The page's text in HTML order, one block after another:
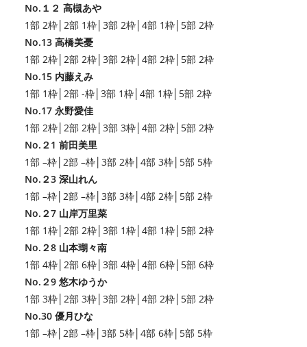
No.１２ 高槻あや
1部 2枠│2部 1枠│3部 2枠│4部 1枠│5部 2枠
No.13 高橋美憂
1部 2枠│2部 2枠│3部 2枠│4部 2枠│5部 2枠
No.15 内藤えみ
1部 1枠│2部 -枠│3部 1枠│4部 1枠│5部 2枠
No.17 永野愛佳
1部 2枠│2部 2枠│3部 3枠│4部 2枠│5部 2枠
No.２1 前田美里
1部 –枠│2部 –枠│3部 2枠│4部 3枠│5部 5枠
No.２3 深山れん
1部 –枠│2部 –枠│3部 3枠│4部 2枠│5部 2枠
No.２7 山岸万里菜
1部 1枠│2部 2枠│3部 1枠│4部 1枠│5部 2枠
No.２8 山本瑚々南
1部 4枠│2部 6枠│3部 4枠│4部 6枠│5部 6枠
No.２9 悠木ゆうか
1部 3枠│2部 3枠│3部 2枠│4部 2枠│5部 2枠
No.30 優月ひな
1部 –枠│2部 –枠│3部 5枠│4部 6枠│5部 5枠